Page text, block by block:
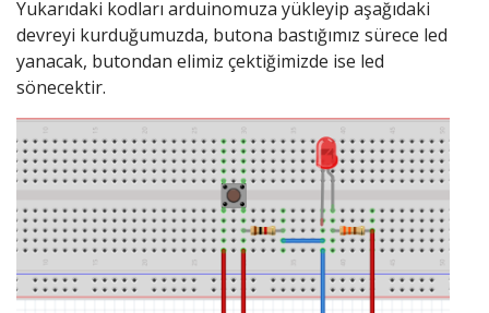
Yukarıdaki kodları arduinomuza yükleyip aşağıdaki
devreyi kurduğumuzda, butona bastığımız sürece led
yanacak, butondan elimiz çektiğimizde ise led
sönecektir.